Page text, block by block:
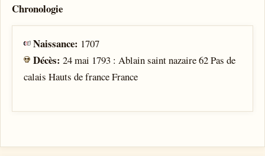
Chronologie
Naissance: 1707
Décès:24 mai 1793 : Ablain saint nazaire 62 Pas de
calais Hauts de france France